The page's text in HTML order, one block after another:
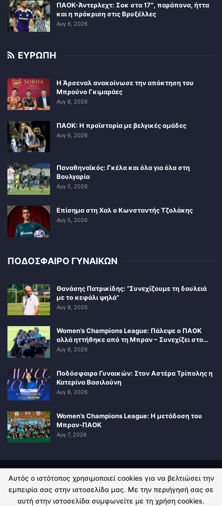
ΠΑΟΚ-Άντερλεχτ: Σοκ στα 17″, παράπονα, ήττα
και η πρόκριση στις Βρυξέλλες
Αυγ 6, 2026
ΕΥΡΩΠΗ
Η Άρσεναλ ανακοίνωσε την απόκτηση του
Μπρούνο Γκιμαράες
Αυγ 8, 2026
ΠΑΟΚ: Η προϊστορία με βελγικές ομάδες
Αυγ 6, 2026
Παναθηναϊκός: Γκέλα και όλα για όλα στη
Βουλγαρία
Αυγ 5, 2026
Επίσημα στη Χαλ ο Κωνσταντής Τζολάκης
Αυγ 5, 2026
ΠΟΔΟΣΦΑΙΡΟ ΓΥΝΑΙΚΩΝ
Θανάσης Πατρικίδης: “Συνεχίζουμε τη δουλειά
με το κεφάλι ψηλά”
Αυγ 8, 2026
Women’s Champions League: Πάλεψε ο ΠΑΟΚ
αλλά ηττήθηκε από τη Μπραν – Συνεχίζει στο…
Αυγ 8, 2026
Ποδόσφαιρο Γυναικών: Στον Αστέρα Τρίπολης η
Κατερίνα Βασιλούνη
Αυγ 8, 2026
Women’s Champions League: Η μετάδοση του
Μπραν-ΠΑΟΚ
Αυγ 7, 2026
ΠΟΛΙΤΙΚΗ ΑΠΟΡΡΗΤΟΥ ΕΠΙΚΟΙΝΩΝΙΑ
Αυτός ο ιστότοπος χρησιμοποιεί cookies για να βελτιώσει την
εμπειρία σας στην ιστοσελίδα μας. Με την περιήγησή σας σε
αυτή στην ιστοσελίδα συμφωνείτε με τη χρήση cookies.